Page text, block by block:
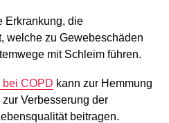
Erkrankung, die
welche zu Gewebeschäden
mit Schleim führen.
bei COPD kann zur Hemmung
Verbesserung der
beitragen.